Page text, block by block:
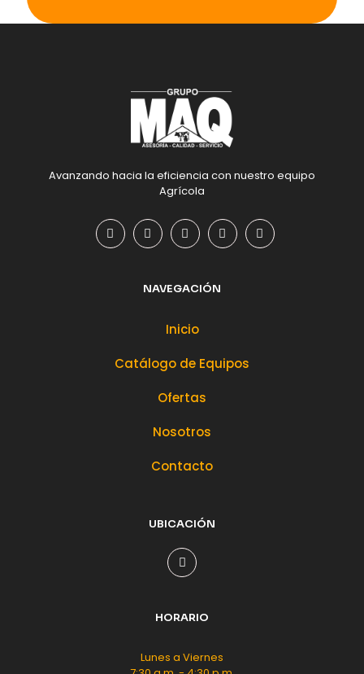
Avanzando hacia la eficiencia con nuestro equipo
Agrícola
NAVEGACIÓN
Inicio
Catálogo de Equipos
Ofertas
Nosotros
Contacto
UBICACIÓN
HORARIO
Lunes a Viernes